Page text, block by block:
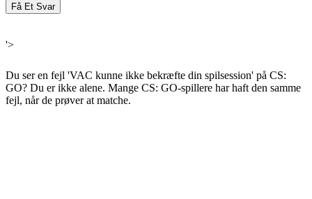
Få Et Svar
'>
Du ser en fejl 'VAC kunne ikke bekræfte din spilsession' på CS:
GO? Du er ikke alene. Mange CS: GO-spillere har haft den samme
fejl, når de prøver at matche.